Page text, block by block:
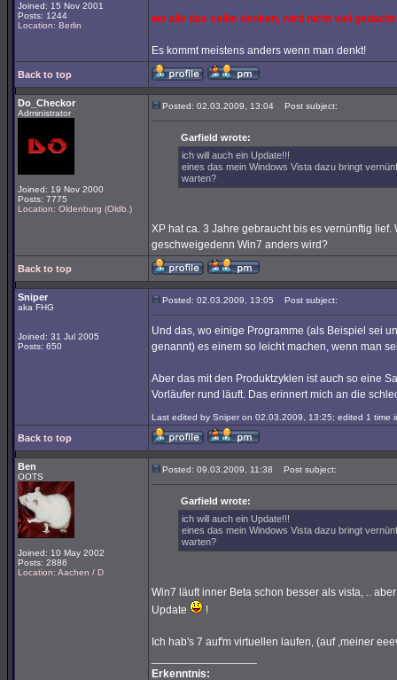
Joined: 15 Nov 2001
Posts: 1244
Location: Berlin
wo alle das selbe denken, wird nicht viel gedacht
Es kommt meistens anders wenn man denkt!
Back to top
Do_Checkor
Administrator
Joined: 19 Nov 2000
Posts: 7775
Location: Oldenburg (Oldb.)
Posted: 02.03.2009, 13:04 Post subject:
Garfield wrote:
ich will auch ein Update!!!
eines das mein Windows Vista dazu bringt
warten?
XP hat ca. 3 Jahre gebraucht bis es vernünftig
geschweigedenn Win7 anders wird?
Back to top
Sniper
aka FHG
Joined: 31 Jul 2005
Posts: 650
Posted: 02.03.2009, 13:05 Post subject:
Und das, wo einige Programme (als Beispiel sei
genannt) es einem so leicht machen, wenn man
Aber das mit den Produktzyklen ist auch so eine
Vorläufer rund läuft. Das erinnert mich an die
Last edited by Sniper on 02.03.2009, 13:25; edited 1 time
Back to top
Ben
OOTS
Joined: 10 May 2002
Posts: 2886
Location: Aachen / D
Posted: 09.03.2009, 11:38 Post subject:
Garfield wrote:
ich will auch ein Update!!!
eines das mein Windows Vista dazu bringt
warten?
Win7 läuft inner Beta schon besser als vista, ..
Update
!
Ich hab's 7 auf'm virtuellen laufen, (auf ,meiner
Erkenntnis: